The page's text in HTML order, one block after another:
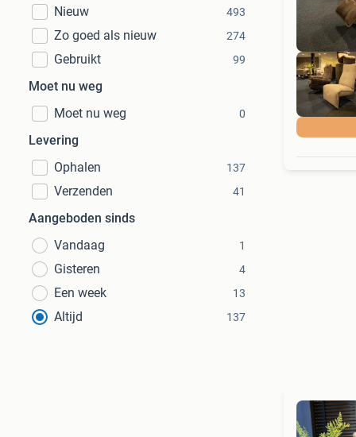
Nieuw
493
Zo goed als nieuw 274
Gebruikt 99
Moet nu weg
Moet nu weg
0
Levering
Ophalen
137
Verzenden 41
Aangeboden sinds
Vandaag
1
Gisteren 4
Een week 13
Altijd 137